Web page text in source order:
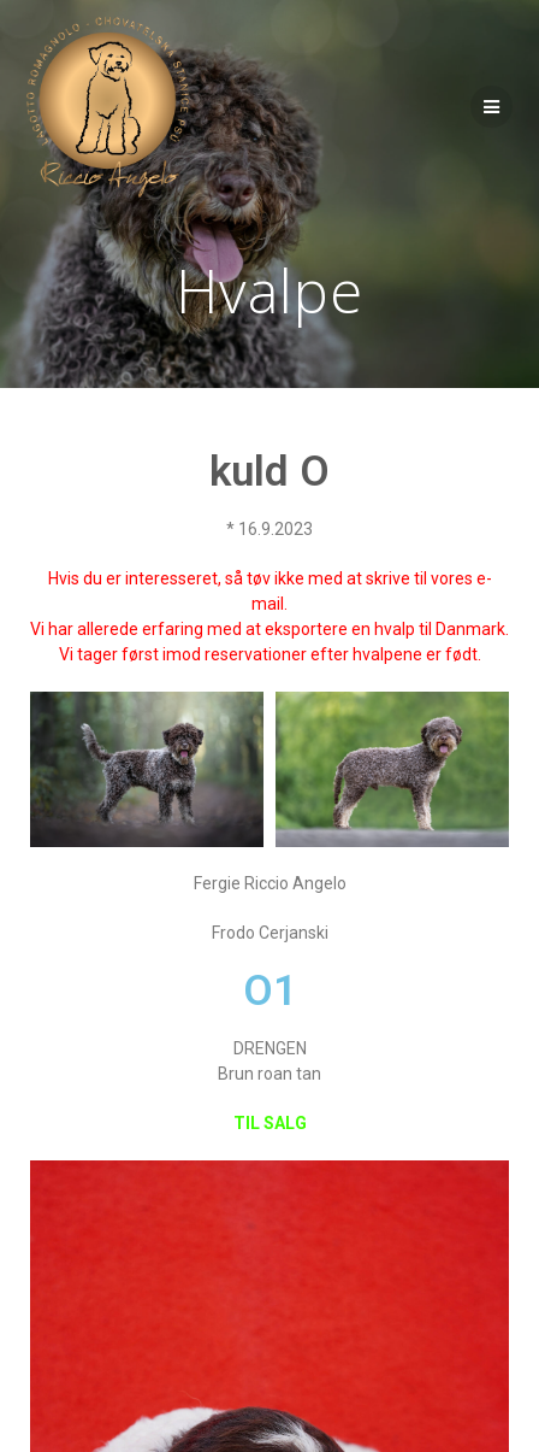
Hvalpe
kuld O
* 16.9.2023
Hvis du er interesseret, så tøv ikke med at skrive til vores e-
mail.
Vi har allerede erfaring med at eksportere en hvalp til Danmark.
Vi tager først imod reservationer efter hvalpene er født.
Fergie Riccio Angelo
Frodo Cerjanski
O1
DRENGEN
Brun roan tan
TIL SALG